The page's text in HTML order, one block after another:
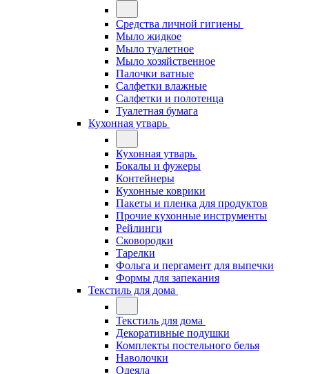
Средства личной гигиены
Мыло жидкое
Мыло туалетное
Мыло хозяйственное
Палочки ватные
Салфетки влажные
Салфетки и полотенца
Туалетная бумага
Кухонная утварь
Кухонная утварь
Бокалы и фужеры
Контейнеры
Кухонные коврики
Пакеты и пленка для продуктов
Прочие кухонные инструменты
Рейлинги
Сковородки
Тарелки
Фольга и пергамент для выпечки
Формы для запекания
Текстиль для дома
Текстиль для дома
Декоративные подушки
Комплекты постельного белья
Наволочки
Одеяла